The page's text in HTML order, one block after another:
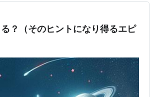
？（そのヒントになり得るエピ